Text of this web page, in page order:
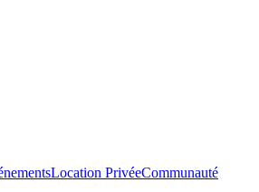
Location PrivéeCommunauté